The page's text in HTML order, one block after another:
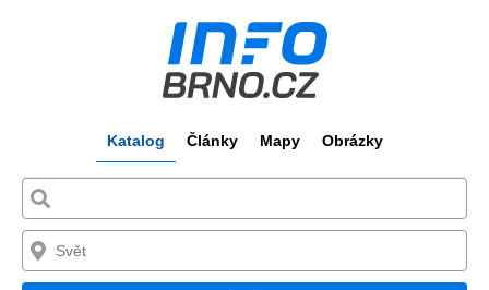
Katalog Články Mapy Obrázky